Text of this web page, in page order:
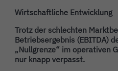
Wirtschaftliche Entwicklung
Trotz der schlechten
Betriebsergebnis (EBITDA)
„Nullgrenze“ im operativen
nur knapp verpasst.